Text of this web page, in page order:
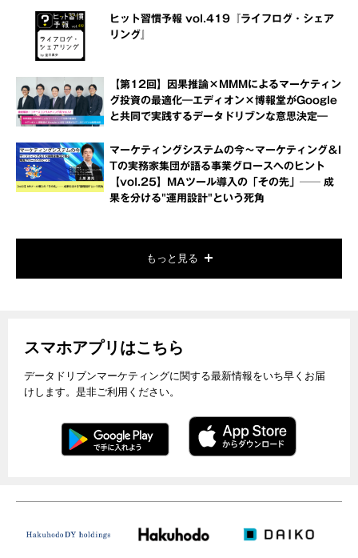
ヒット習慣予報 vol.419『ライフログ・シェア
リング』
【第12回】因果推論×MMMによるマーケティン
グ投資の最適化―エディオン×博報堂がGoogle
と共同で実践するデータドリブンな意思決定―
マーケティングシステムの今～マーケティング＆I
Tの実務家集団が語る事業グロースへのヒント
【vol.25】MAツール導入の「その先」── 成
果を分ける"運用設計"という死角
もっと見る
スマホアプリはこちら
データドリブンマーケティングに関する最新情報をいち早くお届
けします。是非ご利用ください。